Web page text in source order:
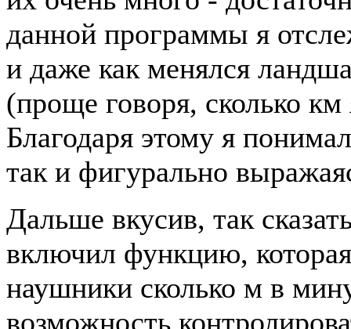
данной программы я
и даже как менялся
(проще говоря, сколько
Благодаря этому я
так и фигурально
Дальше вкусив, так
включил функцию,
наушники сколько м в
возможность